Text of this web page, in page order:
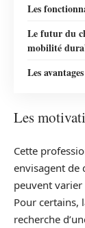
Les
Le futur du
mobilité
Les
Les
Cette
envisagent de
peuvent varier
Pour certains,
recherche